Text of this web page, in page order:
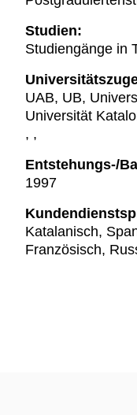
Studien:
Studiengänge in
UAB, UB,
Universität
, ,
Entstehungs-/
1997
Katalanisch,
Französisch,